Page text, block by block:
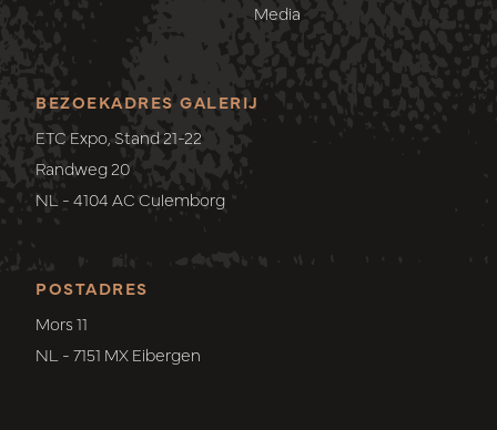
Media
POSTADRES
Mors 11
NL - 7151 MX Eibergen
BEZOEKADRES GALERIJ
ETC Expo, Stand 21-22
Randweg 20
NL - 4104 AC Culemborg